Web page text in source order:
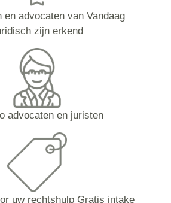
en advocaten van Vandaag
zijn erkend
advocaten en juristen
uw rechtshulp Gratis intake